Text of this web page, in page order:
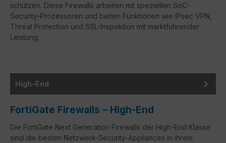
schützen. Diese Firewalls arbeiten mit speziellen SoC-
Security-Prozessoren und bieten Funktionen wie IPsec VPN,
Threat Protection und SSL-Inspektion mit marktführender
Leistung.
High-End
FortiGate Firewalls – High-End
Die FortiGate Next Generation Firewalls der High-End Klasse
sind die besten Netzwerk-Security-Appliances in ihrem